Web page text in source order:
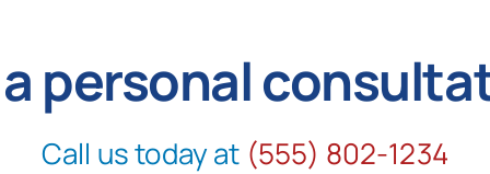
personal
Call us today at (555) 802-1234